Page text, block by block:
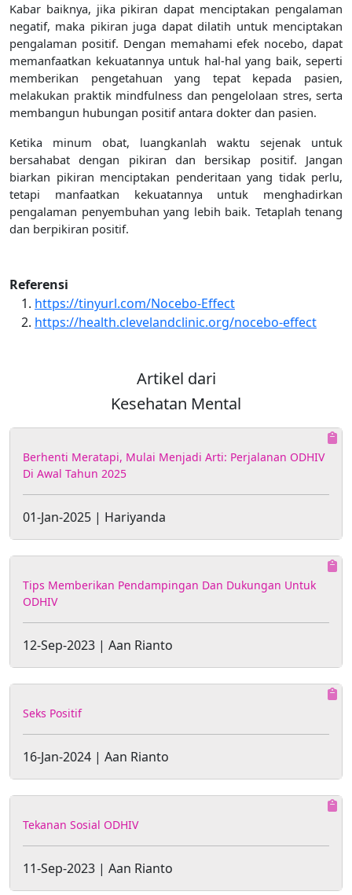
Kabar baiknya, jika pikiran dapat menciptakan pengalaman
negatif, maka pikiran juga dapat dilatih untuk menciptakan
pengalaman positif. Dengan memahami efek nocebo, dapat
memanfaatkan kekuatannya untuk hal-hal yang baik, seperti
memberikan pengetahuan yang tepat kepada pasien,
melakukan praktik mindfulness dan pengelolaan stres, serta
membangun hubungan positif antara dokter dan pasien.
Ketika minum obat, luangkanlah waktu sejenak untuk
bersahabat dengan pikiran dan bersikap positif. Jangan
biarkan pikiran menciptakan penderitaan yang tidak perlu,
tetapi manfaatkan kekuatannya untuk menghadirkan
pengalaman penyembuhan yang lebih baik. Tetaplah tenang
dan berpikiran positif.
Referensi
https://tinyurl.com/Nocebo-Effect
https://health.clevelandclinic.org/nocebo-effect
Artikel dari
Kesehatan Mental
Berhenti Meratapi, Mulai Menjadi Arti: Perjalanan ODHIV
Di Awal Tahun 2025
01-Jan-2025 | Hariyanda
Tips Memberikan Pendampingan Dan Dukungan Untuk
ODHIV
12-Sep-2023 | Aan Rianto
Seks Positif
16-Jan-2024 | Aan Rianto
Tekanan Sosial ODHIV
11-Sep-2023 | Aan Rianto